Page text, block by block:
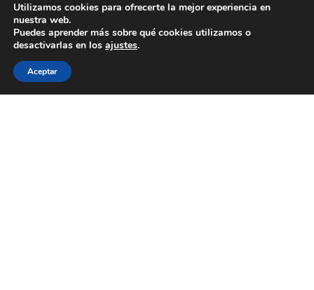
Utilizamos cookies para ofrecerte la mejor experiencia en
nuestra web.
Puedes aprender más sobre qué cookies utilizamos o
desactivarlas en los ajustes.
Aceptar